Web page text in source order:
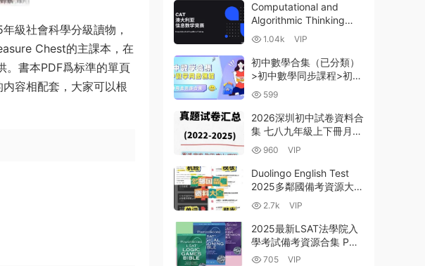
級社會科學分級讀物，
Chest的主課本，在
。書本PDF爲标準的單頁
容相配套，大家可以根
Computational and
Algorithmic Thinking
CAT澳大利亞信息數學競
賽 澳洲邏輯算法競賽
2011-2020真題PDF 百度
雲網盤下載
1.04k VIP
初中數學合集（已分類）
>初中數學同步課程>初一
初二初三同步課程+數學
專題+中考複習 百度雲網
盤下載
599
2026深圳初中試卷資料合
集 七八九年級上下冊月考
期中期末測試真題+名校
中考模拟試卷+答案解析
PDF電子版 百度網盤下載
960 VIP
Duolingo English Test
2025多鄰國備考資源大全
｜最新題庫+免費模考+高
分模闆，一站式突破160
分！附PDF+WORD
2.7k VIP
2025最新LSAT法學院入
學考試備考資源合集 PDF
電子版LSAT考試指南
705 VIP